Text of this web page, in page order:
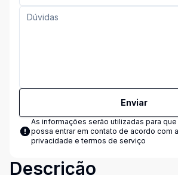
Enviar
As informações serão utilizadas para
possa entrar em contato de acordo com a
privacidade e termos de serviço
Descrição